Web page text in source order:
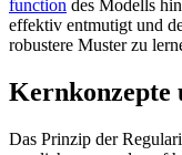
function des Modells
effektiv entmutigt und
robustere Muster zu
Kernkonzepte
Das Prinzip der